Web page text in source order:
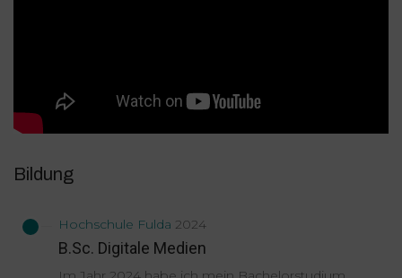
Bildung
Hochschule Fulda 2024
B.Sc. Digitale Medien